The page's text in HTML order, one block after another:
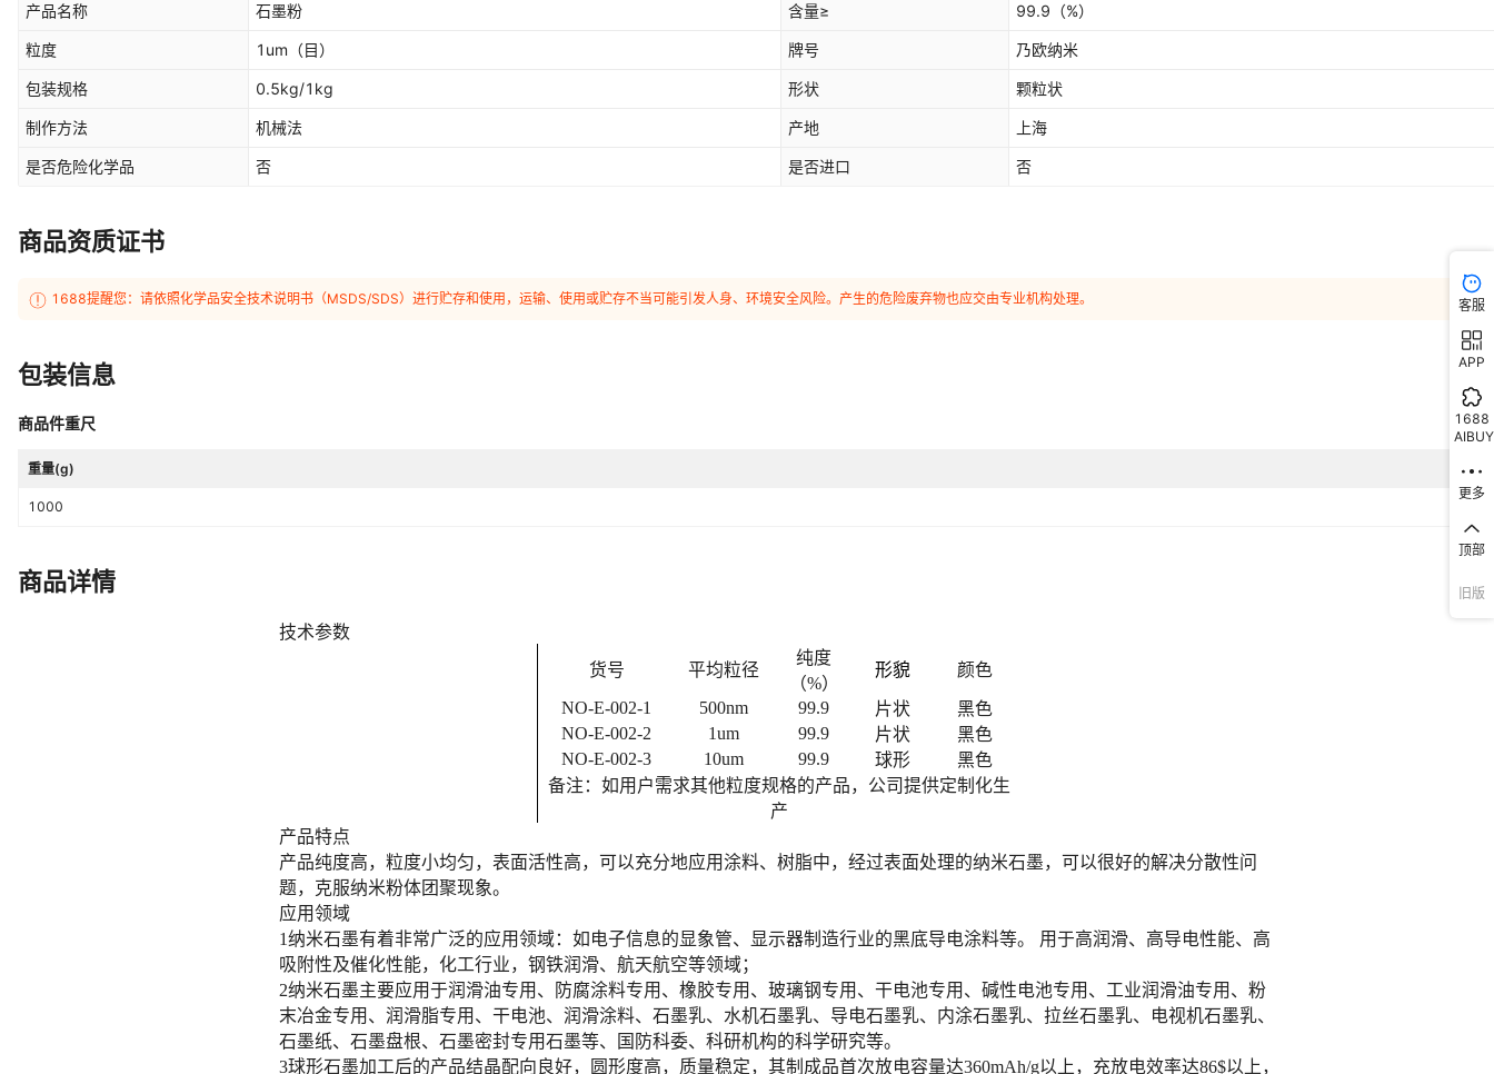
产品名称 石墨粉 含量≥ 99.9 （%）
粒度 1um （目） 牌号 乃欧纳米
包装规格 0.5kg/1kg 形状 颗粒状
制作方法 机械法 产地 上海
是否危险化学品 否 是否进口 否
商品资质证书
1688提醒您：请依照化学品安全技术说明书（MSDS/SDS）进行贮存和使用，运输、使用或贮存不当可能引发人身、环境安全风险。产生的危险废弃物也应交由专业机构处理。
包装信息
商品件重尺
重量(g)
1000
商品详情
客服
APP
1688
AIBUY
更多
顶部
旧版